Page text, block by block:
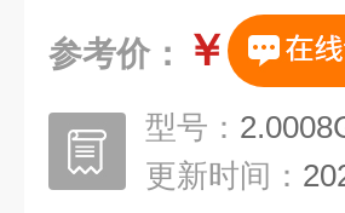
参考价： ￥
型号：
更新时间：